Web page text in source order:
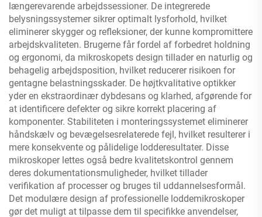
længerevarende arbejdssessioner. De integrerede
belysningssystemer sikrer optimalt lysforhold, hvilket
eliminerer skygger og refleksioner, der kunne kompromittere
arbejdskvaliteten. Brugerne får fordel af forbedret holdning
og ergonomi, da mikroskopets design tillader en naturlig og
behagelig arbejdsposition, hvilket reducerer risikoen for
gentagne belastningsskader. De højtkvalitative optikker
yder en ekstraordinær dybdesans og klarhed, afgørende for
at identificere defekter og sikre korrekt placering af
komponenter. Stabiliteten i monteringssystemet eliminerer
håndskælv og bevægelsesrelaterede fejl, hvilket resulterer i
mere konsekvente og pålidelige lodderesultater. Disse
mikroskoper lettes også bedre kvalitetskontrol gennem
deres dokumentationsmuligheder, hvilket tillader
verifikation af processer og bruges til uddannelsesformål.
Det modulære design af professionelle loddemikroskoper
gør det muligt at tilpasse dem til specifikke anvendelser,